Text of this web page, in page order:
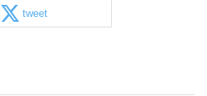
tweet